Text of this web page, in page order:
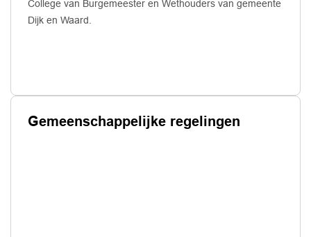
College van Burgemeester en Wethouders van gemeente
Dijk en Waard.
Gemeenschappelijke regelingen